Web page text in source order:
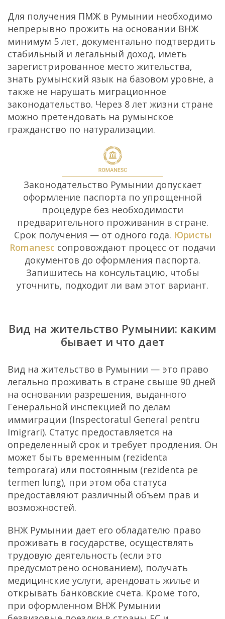
Для получения ПМЖ в Румынии необходимо
непрерывно прожить на основании ВНЖ
минимум 5 лет, документально подтвердить
стабильный и легальный доход, иметь
зарегистрированное место жительства,
знать румынский язык на базовом уровне, а
также не нарушать миграционное
законодательство. Через 8 лет жизни стране
можно претендовать на румынское
гражданство по натурализации.
Законодательство Румынии допускает
оформление паспорта по упрощенной
процедуре без необходимости
предварительного проживания в стране.
Срок получения — от одного года. Юристы
Romanesc сопровождают процесс от подачи
документов до оформления паспорта.
Запишитесь на консультацию, чтобы
уточнить, подходит ли вам этот вариант.
Вид на жительство Румынии: каким
бывает и что дает
Вид на жительство в Румынии — это право
легально проживать в стране свыше 90 дней
на основании разрешения, выданного
Генеральной инспекцией по делам
иммиграции (Inspectoratul General pentru
Imigrari). Статус предоставляется на
определенный срок и требует продления. Он
может быть временным (rezidenta
temporara) или постоянным (rezidenta pe
termen lung), при этом оба статуса
предоставляют различный объем прав и
возможностей.
ВНЖ Румынии дает его обладателю право
проживать в государстве, осуществлять
трудовую деятельность (если это
предусмотрено основанием), получать
медицинские услуги, арендовать жилье и
открывать банковские счета. Кроме того,
при оформленном ВНЖ Румынии